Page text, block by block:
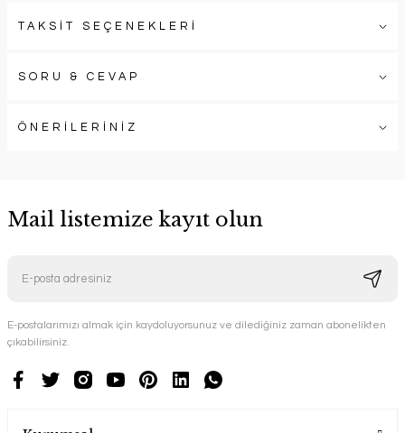
TAKSİT SEÇENEKLERİ
SORU & CEVAP
ÖNERİLERİNİZ
Mail listemize kayıt olun
E-postalarımızı almak için kaydoluyorsunuz ve dilediğiniz zaman abonelikten
çıkabilirsiniz.